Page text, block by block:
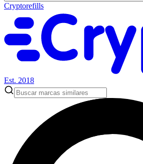
Cryptorefills
Est. 2018